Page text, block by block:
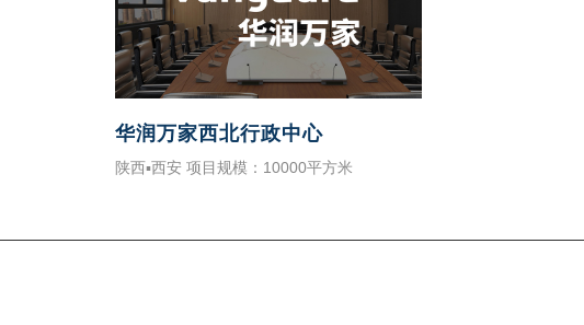
华润万家西北行政中心
陕西▪西安 项目规模：10000平方米